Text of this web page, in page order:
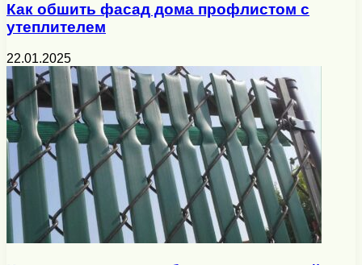
Как обшить фасад дома профлистом с
утеплителем
22.01.2025